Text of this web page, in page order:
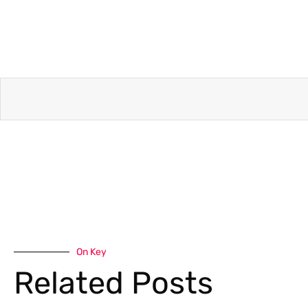
On Key
Related Posts